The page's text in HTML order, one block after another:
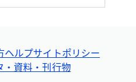
ヘルプサイトポリシー
・資料・刊行物